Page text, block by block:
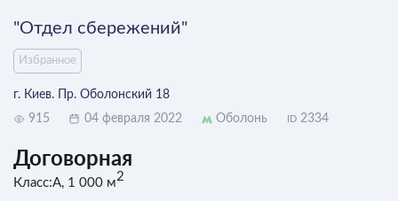
"Отдел сбережений"
Избранное
г. Киев. Пр. Оболонский 18
915
04 февраля 2022 Оболонь ID 2334
Договорная
Класс:A, 1 000 м2